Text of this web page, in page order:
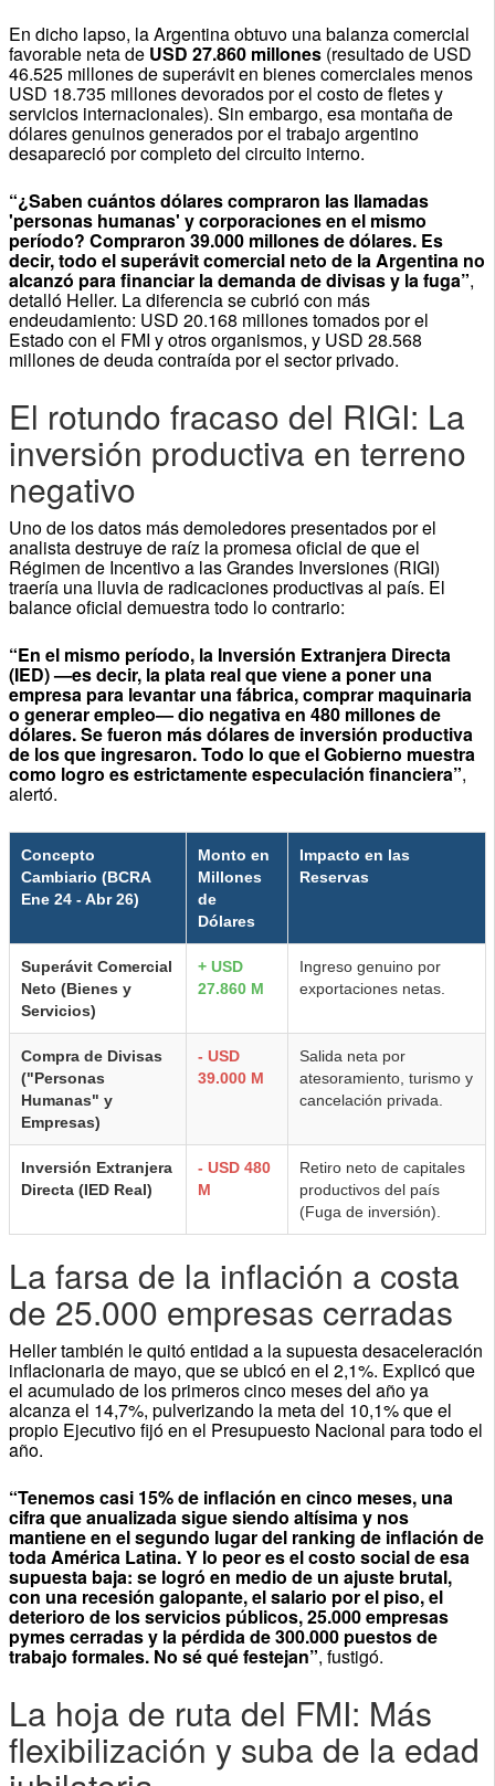
En dicho lapso, la Argentina obtuvo una balanza comercial
favorable neta de USD 27.860 millones(resultado de USD
46.525 millones de superávit en bienes comerciales menos
USD 18.735 millones devorados por el costo de fletes y
servicios internacionales). Sin embargo, esa montaña de
dólares genuinos generados por el trabajo argentino
desapareció por completo del circuito interno.
“¿Saben cuántos dólares compraron las llamadas
'personas humanas' y corporaciones en el mismo
período? Compraron 39.000 millones de dólares. Es
decir, todo el superávit comercial neto de la Argentina no
alcanzó para financiar la demanda de divisas y la fuga”,
detalló Heller. La diferencia se cubrió con más
endeudamiento: USD 20.168 millones tomados por el
Estado con el FMI y otros organismos, y USD 28.568
millones de deuda contraída por el sector privado.
El rotundo fracaso del RIGI: La
inversión productiva en terreno
negativo
Uno de los datos más demoledores presentados por el
analista destruye de raíz la promesa oficial de que el
Régimen de Incentivo a las Grandes Inversiones (RIGI)
traería una lluvia de radicaciones productivas al país. El
balance oficial demuestra todo lo contrario:
“En el mismo período, la Inversión Extranjera Directa
(IED) —es decir, la plata real que viene a poner una
empresa para levantar una fábrica, comprar maquinaria
o generar empleo— dio negativa en 480 millones de
dólares. Se fueron más dólares de inversión productiva
de los que ingresaron. Todo lo que el Gobierno muestra
como logro es estrictamente especulación financiera”,
alertó.
Concepto
Cambiario (BCRA
Ene 24 - Abr 26)
Monto en
Millones
de
Dólares
Impacto en las
Reservas
Superávit Comercial
Neto (Bienes y
Servicios)
+ USD
27.860 M
Ingreso genuino por
exportaciones netas.
Compra de Divisas
("Personas
Humanas" y
Empresas)
- USD
39.000 M
Salida neta por
atesoramiento, turismo y
cancelación privada.
Inversión Extranjera
Directa (IED Real)
- USD 480
M
Retiro neto de capitales
productivos del país
(Fuga de inversión).
La farsa de la inflación a costa
de 25.000 empresas cerradas
Heller también le quitó entidad a la supuesta desaceleración
inflacionaria de mayo, que se ubicó en el 2,1%. Explicó que
el acumulado de los primeros cinco meses del año ya
alcanza el 14,7%, pulverizando la meta del 10,1% que el
propio Ejecutivo fijó en el Presupuesto Nacional para todo el
año.
“Tenemos casi 15% de inflación en cinco meses, una
cifra que anualizada sigue siendo altísima y nos
mantiene en el segundo lugar del ranking de inflación de
toda América Latina. Y lo peor es el costo social de esa
supuesta baja: se logró en medio de un ajuste brutal,
con una recesión galopante, el salario por el piso, el
deterioro de los servicios públicos, 25.000 empresas
pymes cerradas y la pérdida de 300.000 puestos de
trabajo formales. No sé qué festejan”, fustigó.
La hoja de ruta del FMI: Más
flexibilización y suba de la edad